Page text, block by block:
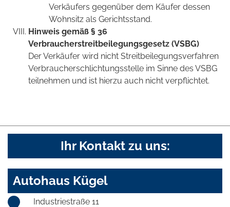
Verkäufers gegenüber dem Käufer dessen
Wohnsitz als Gerichtsstand.
Hinweis gemäß § 36
Verbraucherstreitbeilegungsgesetz (VSBG)
Der Verkäufer wird nicht Streitbeilegungsverfahren
Verbraucherschlichtungsstelle im Sinne des VSBG
teilnehmen und ist hierzu auch nicht verpflichtet.
Ihr Kontakt zu uns:
Autohaus Kügel
Industriestraße 11